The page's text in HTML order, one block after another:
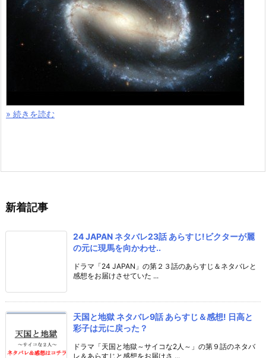
» 続きを読む
新着記事
24 JAPAN ネタバレ23話 あらすじ!ビクターが麗
の元に現馬を向かわせ..
ドラマ「24 JAPAN」の第２３話のあらすじ＆ネタバレと
感想をお届けさせていた ...
天国と地獄 ネタバレ9話 あらすじ＆感想! 日高と
彩子は元に戻った？
ドラマ「天国と地獄～サイコな2人～」の第９話のネタバ
レ＆あらすじと感想をお届けさ ...